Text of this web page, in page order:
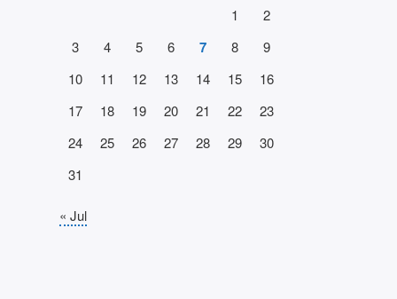
1
2
3
4 5 6 7 8
9
10
11 12 13 14 15
16
17
18 19 20 21 22
23
24
25 26 27 28 29
30
31
« Jul